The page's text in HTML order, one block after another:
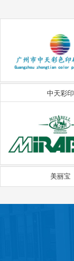
中天彩印
美丽宝